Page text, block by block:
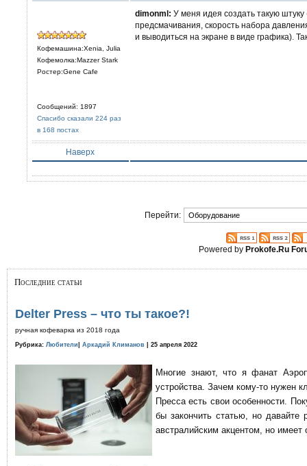
Кофемашина:Xenia, Julia
Кофемолка:Mazzer Stark
Ростер:Gene Cafe
Сообщений: 1897
Спасибо сказали 224 раз
в 168 постах
dimonml: У меня идея создать такую
предсмачивания, скорость набора
и выводиться на экране в виде графика).
Наверх
Перейти:
Powered byProkofe.Ru
Последние статьи
Delter Press – что ты такое?!
ручная кофеварка из 2018 года
Рубрика: Любители Аркадий Климанов | 25 апреля 2022
Многие знают, что я фанат
устройства. Зачем кому-то нужен
Пресса есть свои особенности.
бы закончить статью, но давайте
австралийским акцентом, но имеет